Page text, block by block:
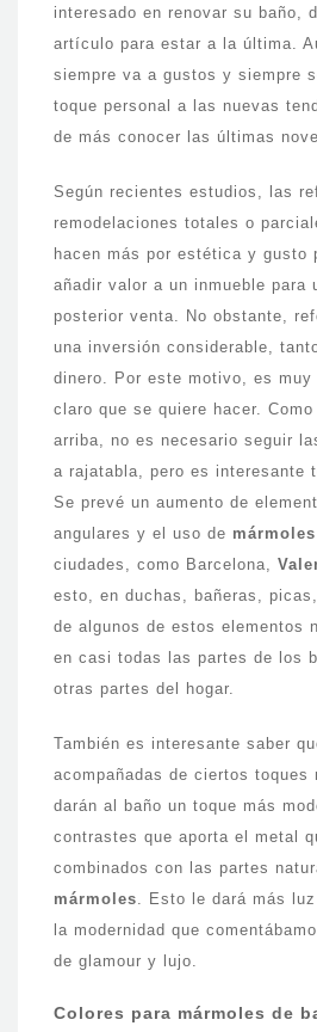
interesado en renovar su baño,
artículo para estar a la última.
siempre va a gustos y siempre
toque personal a las nuevas
de más conocer las últimas
Según recientes estudios, las
remodelaciones totales o
hacen más por estética y gusto
añadir valor a un inmueble para
posterior venta. No obstante,
una inversión considerable,
dinero. Por este motivo, es muy
claro que se quiere hacer.
arriba, no es necesario seguir
a rajatabla, pero es interesante
Se prevé un aumento de
angulares y el uso de mármoles
ciudades, como Barcelona,
esto, en duchas, bañeras,
de algunos de estos elementos
en casi todas las partes de los
otras partes del hogar.
También es interesante saber
acompañadas de ciertos toques
darán al baño un toque más
contrastes que aporta el metal
combinados con las partes
mármoles. Esto le dará más
la modernidad que
de glamour y lujo.
Colores para mármoles de